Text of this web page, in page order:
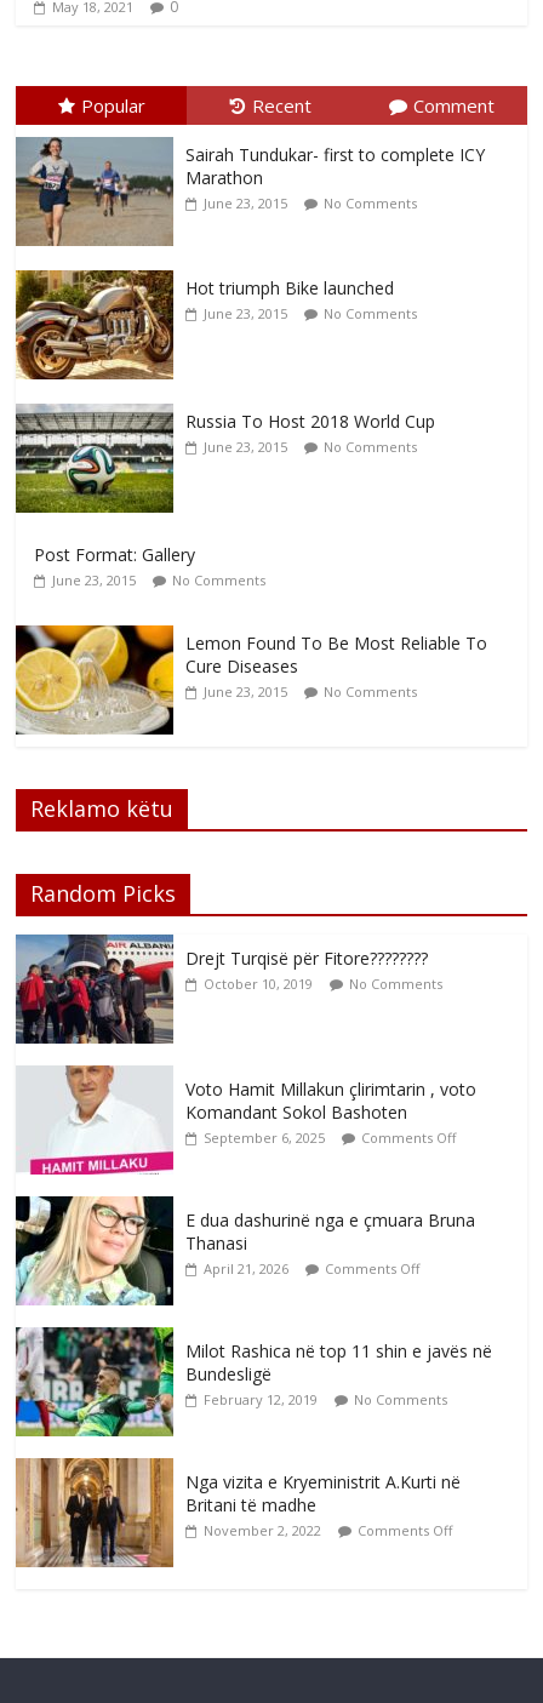
May 18, 2021 0
Popular Recent Comment
Sairah Tundukar- first to complete ICY
Marathon
June 23, 2015 No Comments
Hot triumph Bike launched
June 23, 2015 No Comments
Russia To Host 2018 World Cup
June 23, 2015 No Comments
Post Format: Gallery
June 23, 2015 No Comments
Lemon Found To Be Most Reliable To
Cure Diseases
June 23, 2015 No Comments
Reklamo këtu
Random Picks
Drejt Turqisë për Fitore????????
October 10, 2019 No Comments
Voto Hamit Millakun çlirimtarin , voto
Komandant Sokol Bashoten
September 6, 2025 Comments Off
E dua dashurinë nga e çmuara Bruna
Thanasi
April 21, 2026 Comments Off
Milot Rashica në top 11 shin e javës në
Bundesligë
February 12, 2019 No Comments
Nga vizita e Kryeministrit A.Kurti në
Britani të madhe
November 2, 2022 Comments Off